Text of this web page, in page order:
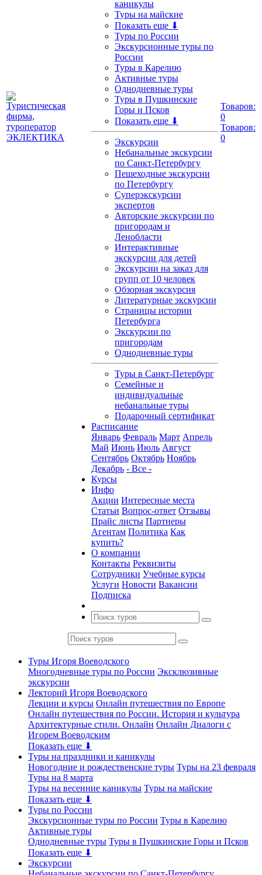
каникулы
Туры на майские
Показать еще ⬇
Туры по России
Экскурсионные туры по
России
Туры в Карелию
Активные туры
Однодневные туры
Туры в Пушкинские
Горы и Псков
Показать еще ⬇
Экскурсии
Небанальные экскурсии
по Санкт-Петербургу
Пешеходные экскурсии
по Петербургу
Суперэкскурсии
экспертов
Авторские экскурсии по
пригородам и
Ленобласти
Интерактивные
экскурсии для детей
Экскурсии на заказ для
групп от 10 человек
Обзорная экскурсия
Литературные экскурсии
Страницы истории
Петербурга
Экскурсии по
пригородам
Однодневные туры
Туры в Санкт-Петербург
Семейные и
индивидуальные
небанальные туры
Подарочный сертификат
Расписание
Январь Февраль Март Апрель
Май Июнь Июль Август
Сентябрь Октябрь Ноябрь
Декабрь - Все -
Курсы
Инфо
Акции Интересные места
Статьи Вопрос-ответ Отзывы
Прайс листы Партнеры
Агентам Политика Как
купить?
О компании
Контакты Реквизиты
Сотрудники Учебные курсы
Услуги Новости Вакансии
Подписка
Товаров:
0
Товаров:
0
Туры Игоря Воеводского
Многодневные туры по России Эксклюзивные
экскурсии
Лекторий Игоря Воеводского
Лекции и курсы Онлайн путешествия по Европе
Онлайн путешествия по России. История и культура
Архитектурные стили. Онлайн Онлайн Диалоги с
Игорем Воеводским
Показать еще ⬇
Туры на праздники и каникулы
Новогодние и рождественские туры Туры на 23 февраля
Туры на 8 марта
Туры на весенние каникулы Туры на майские
Показать еще ⬇
Туры по России
Экскурсионные туры по России Туры в Карелию
Активные туры
Однодневные туры Туры в Пушкинские Горы и Псков
Показать еще ⬇
Экскурсии